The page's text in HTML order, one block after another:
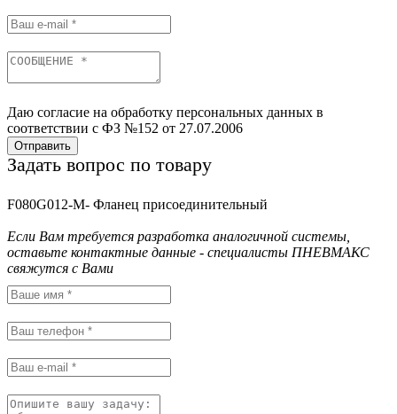
Даю согласие на обработку персональных данных в
соответствии с ФЗ №152 от 27.07.2006
Отправить
Задать вопрос по товару
F080G012-M- Фланец присоединительный
Если Вам требуется разработка аналогичной системы,
оставьте контактные данные - специалисты ПНЕВМАКС
свяжутся с Вами